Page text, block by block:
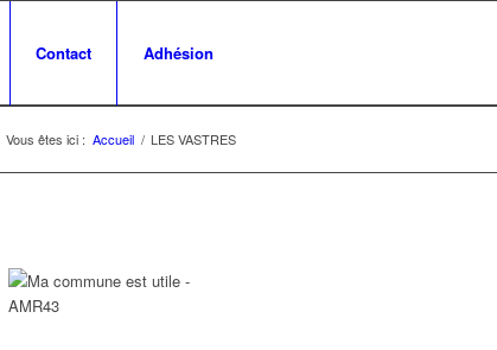
Contact Adhésion
Vous êtes ici : Accueil / LES VASTRES